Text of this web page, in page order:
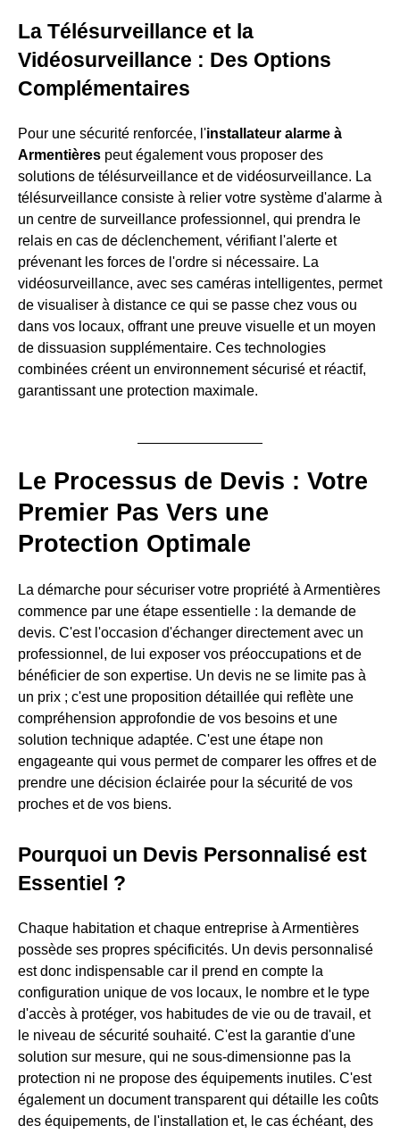
La Télésurveillance et la
Vidéosurveillance : Des Options
Complémentaires
Pour une sécurité renforcée, l'installateur alarme à
Armentières peut également vous proposer des
solutions de télésurveillance et de vidéosurveillance. La
télésurveillance consiste à relier votre système d'alarme à
un centre de surveillance professionnel, qui prendra le
relais en cas de déclenchement, vérifiant l'alerte et
prévenant les forces de l'ordre si nécessaire. La
vidéosurveillance, avec ses caméras intelligentes, permet
de visualiser à distance ce qui se passe chez vous ou
dans vos locaux, offrant une preuve visuelle et un moyen
de dissuasion supplémentaire. Ces technologies
combinées créent un environnement sécurisé et réactif,
garantissant une protection maximale.
Le Processus de Devis : Votre
Premier Pas Vers une
Protection Optimale
La démarche pour sécuriser votre propriété à Armentières
commence par une étape essentielle : la demande de
devis. C'est l'occasion d'échanger directement avec un
professionnel, de lui exposer vos préoccupations et de
bénéficier de son expertise. Un devis ne se limite pas à
un prix ; c'est une proposition détaillée qui reflète une
compréhension approfondie de vos besoins et une
solution technique adaptée. C'est une étape non
engageante qui vous permet de comparer les offres et de
prendre une décision éclairée pour la sécurité de vos
proches et de vos biens.
Pourquoi un Devis Personnalisé est
Essentiel ?
Chaque habitation et chaque entreprise à Armentières
possède ses propres spécificités. Un devis personnalisé
est donc indispensable car il prend en compte la
configuration unique de vos locaux, le nombre et le type
d'accès à protéger, vos habitudes de vie ou de travail, et
le niveau de sécurité souhaité. C'est la garantie d'une
solution sur mesure, qui ne sous-dimensionne pas la
protection ni ne propose des équipements inutiles. C'est
également un document transparent qui détaille les coûts
des équipements, de l'installation et, le cas échéant, des